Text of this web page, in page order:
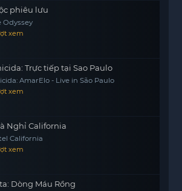
đầy hấp dẫn.
phiêu lưu
Odyssey
xem
Trực tiếp tại Sao Paulo
AmarElo - Live in São Paulo
xem
Nghỉ California
California
xem
Dòng Máu Rồng